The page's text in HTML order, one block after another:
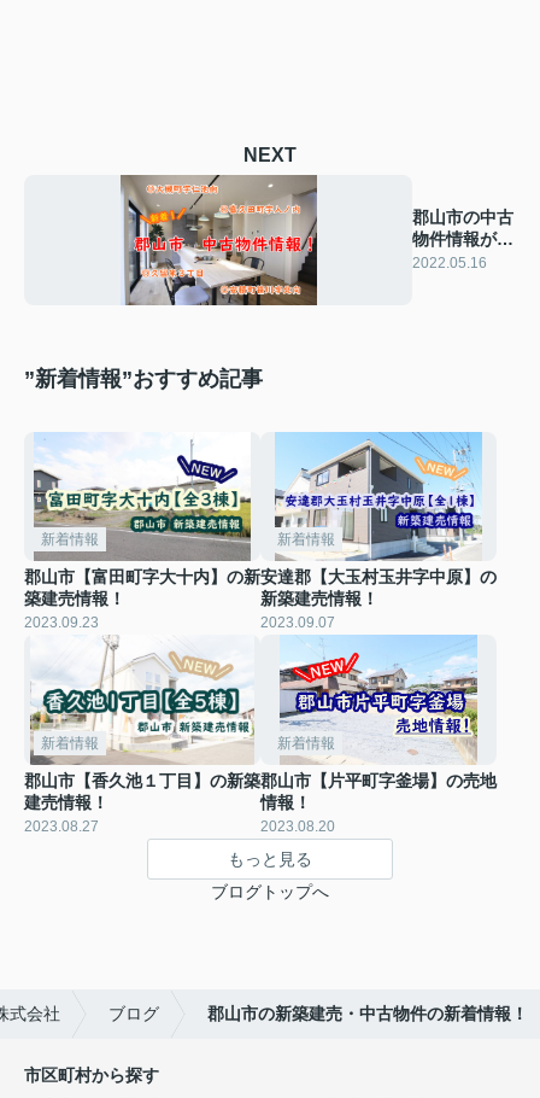
NEXT
郡山市の中古
物件情報が
続々と・‥登
2022.05.16
”新着情報”おすすめ記事
新着情報
郡山市【富田町字大十内】の新
築建売情報！
2023.09.23
新着情報
安達郡【大玉村玉井字中原】の
新築建売情報！
2023.09.07
新着情報
郡山市【香久池１丁目】の新築
建売情報！
2023.08.27
新着情報
郡山市【片平町字釜場】の売地
情報！
2023.08.20
もっと見る
ブログトップへ
式会社 ブログ 郡山市の新築建売・中古物件の新着情報！
市区町村から探す